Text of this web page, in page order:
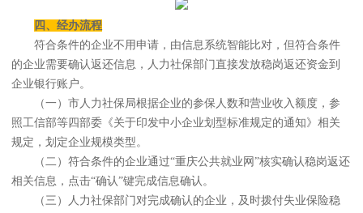
四、经办流程
符合条件的企业不用申请，由信息系统智能比对，但符合条件
的企业需要确认返还信息，人力社保部门直接发放稳岗返还资金到
企业银行账户。
（一）市人力社保局根据企业的参保人数和营业收入额度，参
照工信部等四部委《关于印发中小企业划型标准规定的通知》相关
规定，划定企业规模类型。
（二）符合条件的企业通过“重庆公共就业网”核实确认稳岗返还
相关信息，点击“确认”键完成信息确认。
（三）人力社保部门对完成确认的企业，及时拨付失业保险稳